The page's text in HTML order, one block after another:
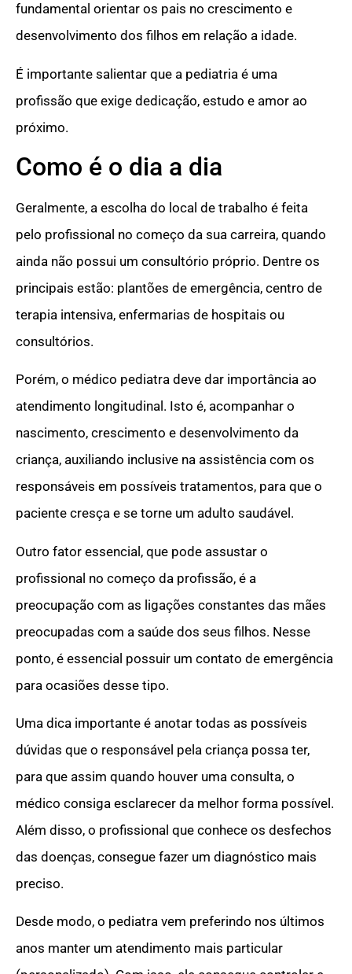
fundamental orientar os pais no crescimento e
desenvolvimento dos filhos em relação a idade.
É importante salientar que a pediatria é uma
profissão que exige dedicação, estudo e amor ao
próximo.
Como é o dia a dia
Geralmente, a escolha do local de trabalho é feita
pelo profissional no começo da sua carreira, quando
ainda não possui um consultório próprio. Dentre os
principais estão: plantões de emergência, centro de
terapia intensiva, enfermarias de hospitais ou
consultórios.
Porém, o médico pediatra deve dar importância ao
atendimento longitudinal. Isto é, acompanhar o
nascimento, crescimento e desenvolvimento da
criança, auxiliando inclusive na assistência com os
responsáveis em possíveis tratamentos, para que o
paciente cresça e se torne um adulto saudável.
Outro fator essencial, que pode assustar o
profissional no começo da profissão, é a
preocupação com as ligações constantes das mães
preocupadas com a saúde dos seus filhos. Nesse
ponto, é essencial possuir um contato de emergência
para ocasiões desse tipo.
Uma dica importante é anotar todas as possíveis
dúvidas que o responsável pela criança possa ter,
para que assim quando houver uma consulta, o
médico consiga esclarecer da melhor forma possível.
Além disso, o profissional que conhece os desfechos
das doenças, consegue fazer um diagnóstico mais
preciso.
Desde modo, o pediatra vem preferindo nos últimos
anos manter um atendimento mais particular